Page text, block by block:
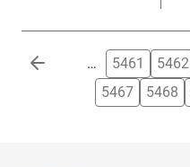
Paginación … 5461 5462
5467
5468